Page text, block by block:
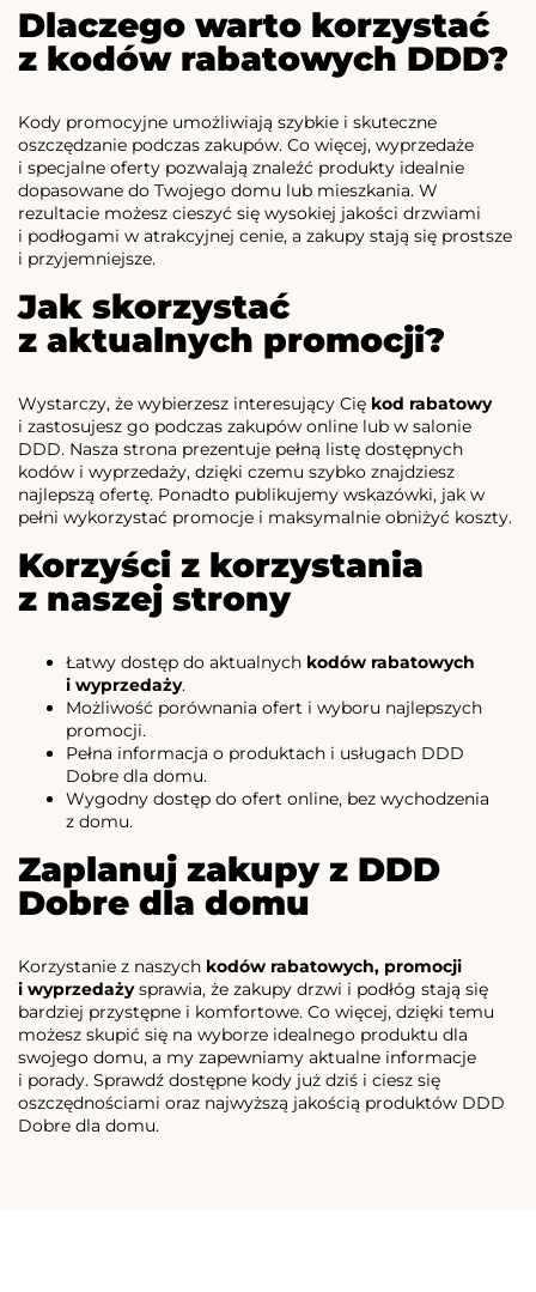
Dlaczego warto korzystać
z kodów rabatowych DDD?
Kody promocyjne umożliwiają szybkie i skuteczne
oszczędzanie podczas zakupów. Co więcej, wyprzedaże
i specjalne oferty pozwalają znaleźć produkty idealnie
dopasowane do Twojego domu lub mieszkania. W
rezultacie możesz cieszyć się wysokiej jakości drzwiami
i podłogami w atrakcyjnej cenie, a zakupy stają się prostsze
i przyjemniejsze.
Jak skorzystać
z aktualnych promocji?
Wystarczy, że wybierzesz interesujący Cię kod rabatowy
i zastosujesz go podczas zakupów online lub w salonie
DDD. Nasza strona prezentuje pełną listę dostępnych
kodów i wyprzedaży, dzięki czemu szybko znajdziesz
najlepszą ofertę. Ponadto publikujemy wskazówki, jak w
pełni wykorzystać promocje i maksymalnie obniżyć koszty.
Korzyści z korzystania
z naszej strony
Łatwy dostęp do aktualnych kodów rabatowych
i wyprzedaży.
Możliwość porównania ofert i wyboru najlepszych
promocji.
Pełna informacja o produktach i usługach DDD
Dobre dla domu.
Wygodny dostęp do ofert online, bez wychodzenia
z domu.
Zaplanuj zakupy z DDD
Dobre dla domu
Korzystanie z naszych kodów rabatowych, promocji
i wyprzedażysprawia, że zakupy drzwi i podłóg stają się
bardziej przystępne i komfortowe. Co więcej, dzięki temu
możesz skupić się na wyborze idealnego produktu dla
swojego domu, a my zapewniamy aktualne informacje
i porady. Sprawdź dostępne kody już dziś i ciesz się
oszczędnościami oraz najwyższą jakością produktów DDD
Dobre dla domu.